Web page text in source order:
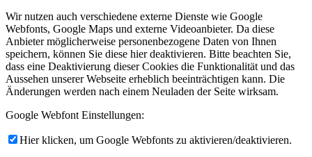
Wir nutzen auch verschiedene externe Dienste wie Google
Webfonts, Google Maps und externe Videoanbieter. Da diese
Anbieter möglicherweise personenbezogene Daten von Ihnen
speichern, können Sie diese hier deaktivieren. Bitte beachten Sie,
dass eine Deaktivierung dieser Cookies die Funktionalität und das
Aussehen unserer Webseite erheblich beeinträchtigen kann. Die
Änderungen werden nach einem Neuladen der Seite wirksam.
Google Webfont Einstellungen:
Hier klicken, um Google Webfonts zu aktivieren/deaktivieren.